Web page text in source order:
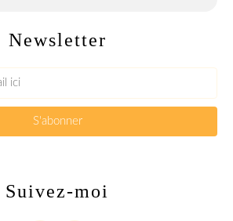
Newsletter
Suivez-moi